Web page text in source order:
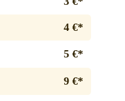
4 €*
5 €*
9 €*